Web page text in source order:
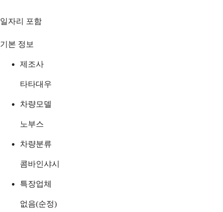
일자리 포함
기본 정보
제조사
타타대우
차량모델
노부스
차량분류
콤바인샤시
특장업체
없음(순정)